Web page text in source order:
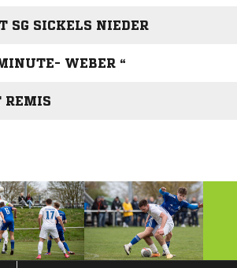
SG SICKELS NIEDER
WEBER “
REMIS